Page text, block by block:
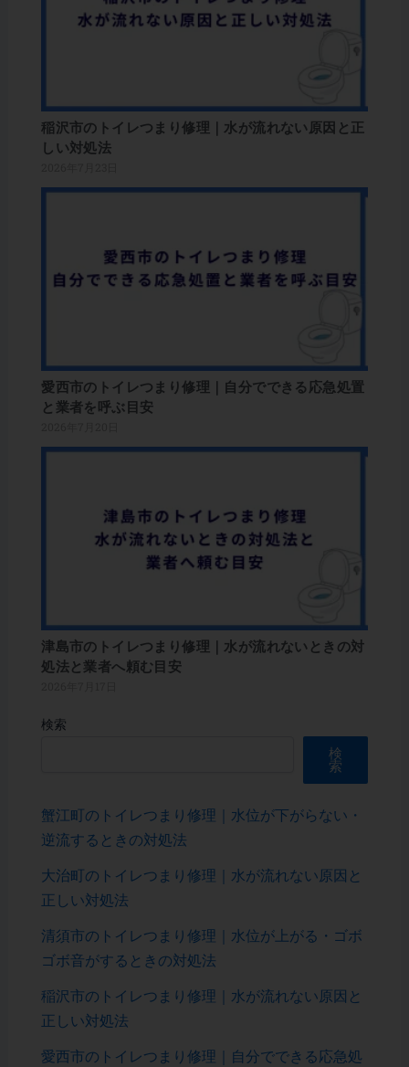
稲沢市のトイレつまり修理｜水が流れない原因と正
しい対処法
愛西市のトイレつまり修理｜自分でできる応急処置
と業者を呼ぶ目安
津島市のトイレつまり修理｜水が流れないときの対
処法と業者へ頼む目安
検索
検
索
蟹江町のトイレつまり修理｜水位が下がらない・
逆流するときの対処法
大治町のトイレつまり修理｜水が流れない原因と
正しい対処法
清須市のトイレつまり修理｜水位が上がる・ゴボ
ゴボ音がするときの対処法
稲沢市のトイレつまり修理｜水が流れない原因と
正しい対処法
愛西市のトイレつまり修理｜自分でできる応急処